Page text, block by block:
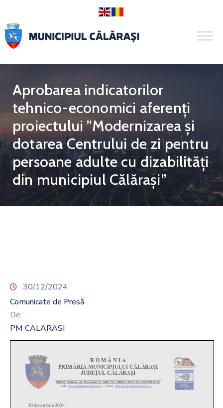
Aprobarea indicatorilor
tehnico-economici aferenți
proiectului ”Modernizarea și
dotarea Centrului de zi pentru
persoane adulte cu dizabilități
din municipiul Călărași”
30/12/2024
Comunicate de Presă
De
PM CALARASI